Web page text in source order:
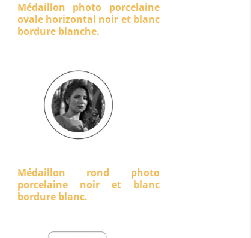
Médaillon photo porcelaine
ovale horizontal noir et blanc
bordure blanche.
Médaillon rond photo
porcelaine noir et blanc
bordure blanc.